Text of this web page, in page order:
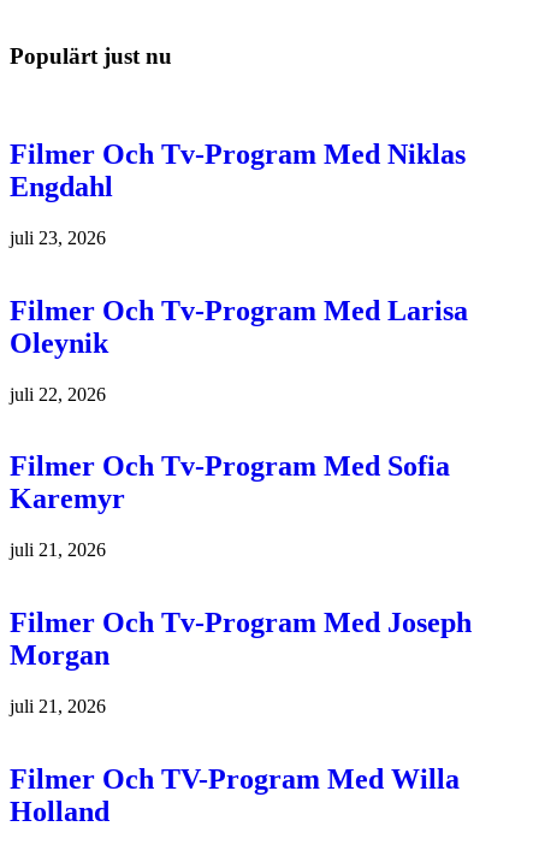
Populärt just nu
Filmer Och Tv-Program Med Niklas
Engdahl
juli 23, 2026
Filmer Och Tv-Program Med Larisa
Oleynik
juli 22, 2026
Filmer Och Tv-Program Med Sofia
Karemyr
juli 21, 2026
Filmer Och Tv-Program Med Joseph
Morgan
juli 21, 2026
Filmer Och TV-Program Med Willa
Holland